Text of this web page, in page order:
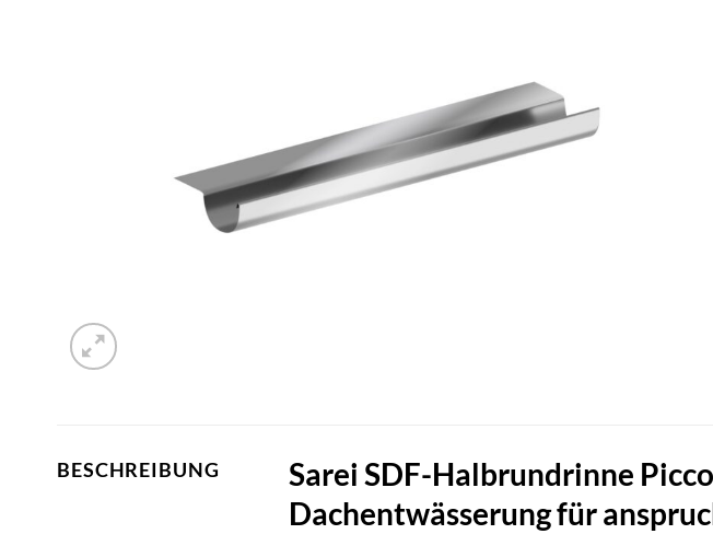
BESCHREIBUNG
Sarei SDF-Halbrundrinne
Dachentwässerung für